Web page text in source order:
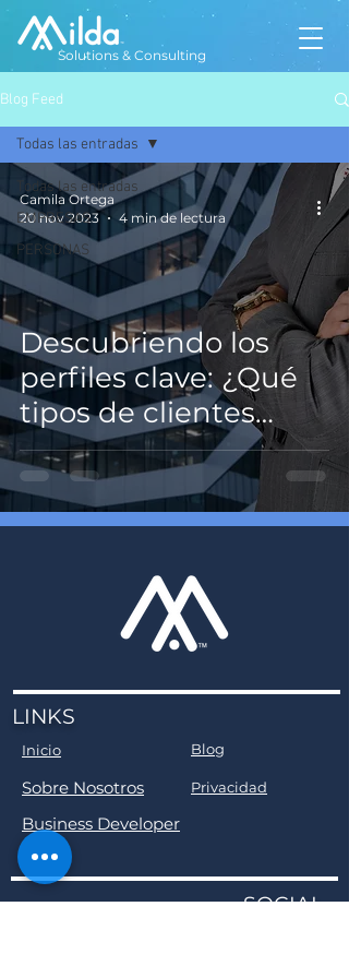
Solutions & Consulting
Blog Feed
Todas las entradas
EMPRESAS
PERSONAS
Todas las entradas
Descubriendo los
perfiles clave: ¿Qué
tipos de clientes
moldean el paisaje
financiero?
Camila Ortega
20 nov 2023
4 min de lectura
LINKS
Inicio Blog
Sobre Nosotros Privacidad
Business Developer
SOCIAL